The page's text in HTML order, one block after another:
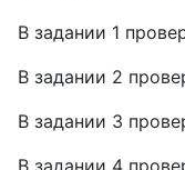
В задании 1
В задании 2
В задании 3
В задании 4